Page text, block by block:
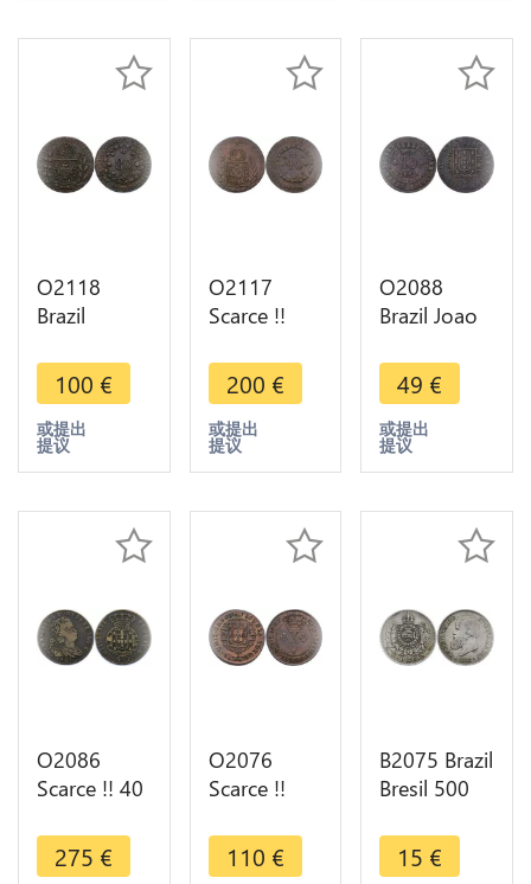
offer
O2118
Brazil
80 Reis
1831 R Rio
de Janeiro
Pedro II
100 €
或提出
提议
O2117
Scarce !!
Reis Pedro I
1830 R Rio
de Janeiro
XF ->Make
200 €
或提出
提议
O2088
Brazil Joao
Joao VI
1821
Mozambique
->Make
49 €
或提出
提议
O2086
Scarce !! 40
1821 XF ++
->Make
275 €
O2076
Scarce !!
Reis
Joannes
110 €
B2075 Brazil
Bresil 500
II 1868
Silver -
15 €